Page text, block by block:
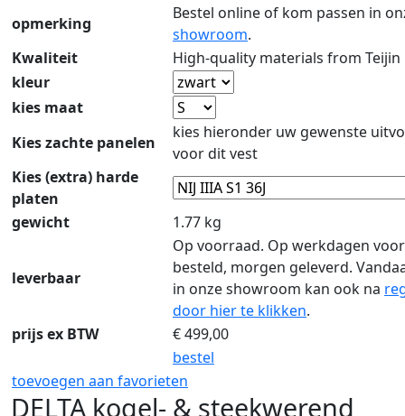
opmerking
Bestel online of kom passen in
showroom.
Kwaliteit
High-quality materials from Teijin
kleur
kies maat
Kies zachte panelen
kies hieronder uw gewenste
voor dit vest
Kies (extra) harde
platen
gewicht
1.77 kg
leverbaar
Op voorraad. Op werkdagen
besteld, morgen geleverd.
in onze showroom kan ook na
door hier te klikken.
prijs ex BTW
€499,00
bestel
toevoegen aan favorieten
DELTA kogel- & steekwerend